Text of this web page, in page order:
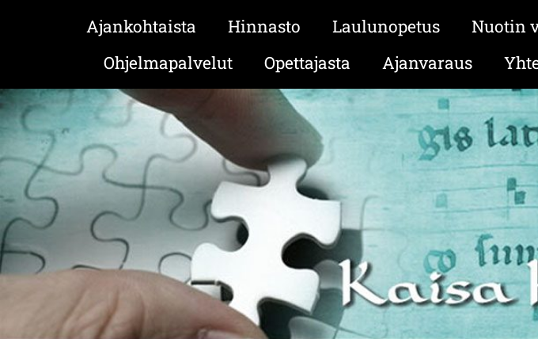
Ajankohtaista Hinnasto Laulunopetus
Nuotin
Ohjelmapalvelut
Opettajasta Ajanvaraus